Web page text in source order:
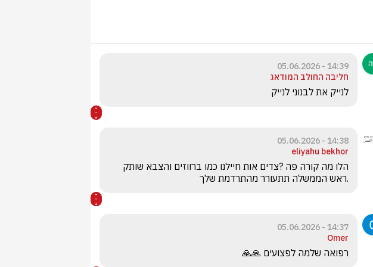
14:39 - 05.06.2026
חליבה החולב המודאג
לנייק את לבנוני לנייק
14:38 - 05.06.2026
eliyahu bekhor
.ראש הממשלה תתעורר מהתרדמת שלך
14:37 - 05.06.2026
Omer
רפואה שלמה לפצועים 🙏🙏